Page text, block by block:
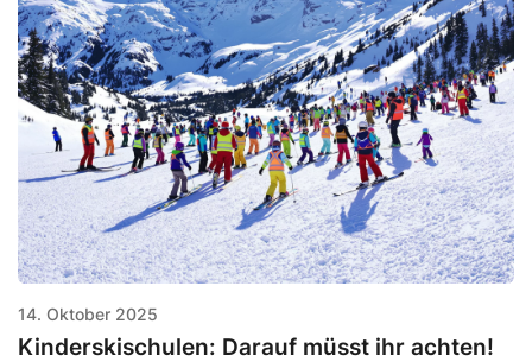
14. Oktober 2025
Kinderskischulen: Darauf müsst ihr achten!